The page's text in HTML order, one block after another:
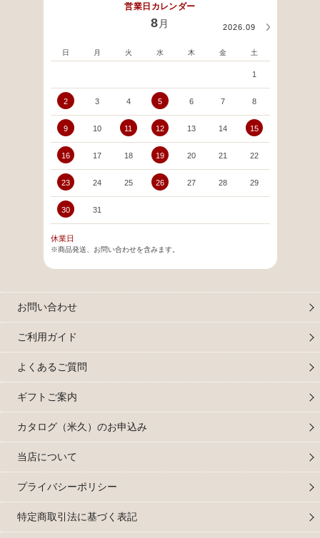
営業日カレンダー
8 月 2026.09
日 月 火 水 木 金 土
1
2 3 4 5 6 7 8
9 10 11 12 13 14 15
16 17 18 19 20 21 22
23 24 25 26 27 28 29
30 31
休業日
※商品発送、お問い合わせを含みます。
お問い合わせ
ご利用ガイド
よくあるご質問
ギフトご案内
カタログ（米久）のお申込み
当店について
プライバシーポリシー
特定商取引法に基づく表記